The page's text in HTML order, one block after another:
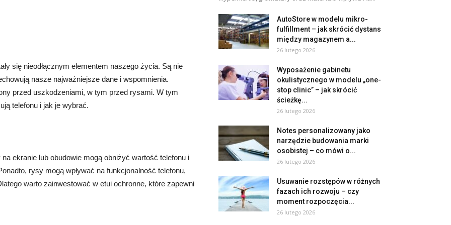
się nieodłącznym elementem naszego życia. Są nie
nasze najważniejsze dane i wspomnienia.
przed uszkodzeniami, w tym przed rysami. W tym
telefonu i jak je wybrać.
ekranie lub obudowie mogą obniżyć wartość telefonu i
rysy mogą wpływać na funkcjonalność telefonu,
warto zainwestować w etui ochronne, które zapewni
AutoStore w modelu mikro-
fulfillment – jak skrócić dystans
między magazynem a...
26 lutego 2026
Wyposażenie gabinetu
okulistycznego w modelu „one-
stop clinic” – jak skrócić
ścieżkę...
26 lutego 2026
Notes personalizowany jako
narzędzie budowania marki
osobistej – co mówi o...
26 lutego 2026
Usuwanie rozstępów w różnych
fazach ich rozwoju – czy
moment rozpoczęcia...
26 lutego 2026